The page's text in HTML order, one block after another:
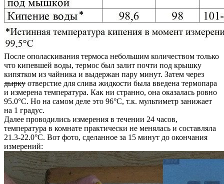
После ополаскивания термоса небольшим количеством только
что кипевшей воды, термос был залит почти под крышку
кипятком из чайника и выдержан пару минут. Затем через
дырку отверстие для слива жидкости была введена термопара
и измерена температура. Как ни странно, она оказалась ровно
95.0°С. Но на самом деле это 96°С, т.к. мультиметр занижает
на 1 градус.
Далее проводились измерения в течении 24 часов,
температура в комнате практически не менялась и составляла
21.3-22.0°С. Вот фото, сделанное за 15 минут до окончания
измерений: